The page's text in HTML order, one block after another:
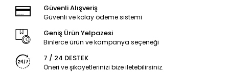
Güvenli Alışveriş
Güvenli ve kolay ödeme sistemi
Geniş Ürün Yelpazesi
Binlerce ürün ve kampanya seçeneği
7 / 24 DESTEK
Öneri ve şikayetlerinizi bize iletebilirsiniz.